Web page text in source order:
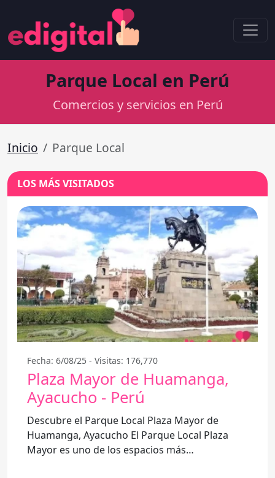
Parque Local en Perú
Comercios y servicios en Perú
Inicio Parque Local
LOS MÁS VISITADOS
Fecha: 6/08/25 - Visitas: 176,770
Plaza Mayor de Huamanga,
Ayacucho - Perú
Descubre el Parque Local Plaza Mayor de
Huamanga, Ayacucho El Parque Local Plaza
Mayor es uno de los espacios más